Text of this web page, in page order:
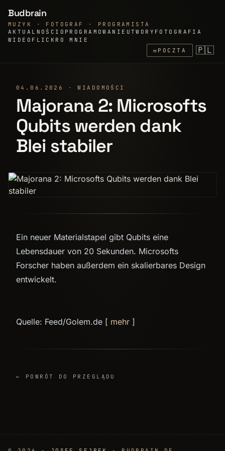
Budbrain
MUZYK · FOTOGRAF · PROGRAMISTA
AKTUALNOŚCI OPROGRAMOWANIE UTWORY FOTOGRAFIA
WIDEO FLICKR O MNIE
✉ POCZTA 🇵🇱
04.06.2026 · WIADOMOŚCI
Majorana 2: Microsofts
Qubits werden dank
Blei stabiler
Ein neuer Materialstapel gibt Qubits eine
Lebensdauer von 20 Sekunden. Microsofts
Forscher haben außerdem ein skalierbares Design
entwickelt.
Quelle: Feed/Golem.de [ mehr ]
← POWRÓT DO PRZEGLĄDU